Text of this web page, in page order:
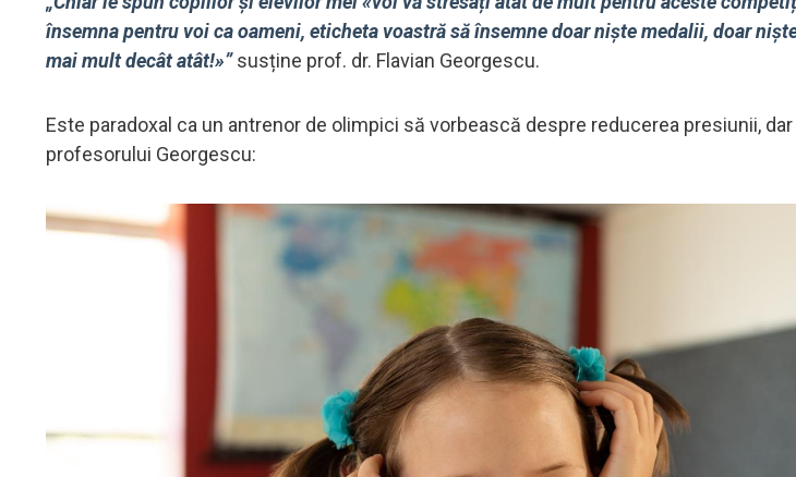
însemna pentru voi ca oameni, eticheta voastră să însemne doar niște medalii, doar
mai mult decât atât!»”susține prof. dr. Flavian Georgescu.
Este paradoxal ca un antrenor de olimpici să vorbească despre reducerea presiunii,
profesorului Georgescu: